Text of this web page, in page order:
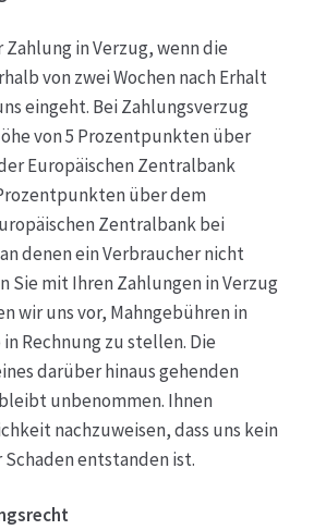
in Verzug, wenn die
von zwei Wochen nach Erhalt
eingeht. Bei Zahlungsverzug
von 5 Prozentpunkten über
Europäischen Zentralbank
über dem
Zentralbank bei
denen ein Verbraucher nicht
mit Ihren Zahlungen in Verzug
wir uns vor, Mahngebühren in
in Rechnung zu stellen. Die
darüber hinaus gehenden
unbenommen. Ihnen
nachzuweisen, dass uns kein
entstanden ist.